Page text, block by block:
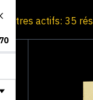
Filtres actifs: 35